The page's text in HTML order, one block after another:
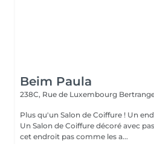
Beim Paula
238C, Rue de Luxembourg
Plus qu'un Salon de Coiffure ! Un
Un Salon de Coiffure décoré avec
cet endroit pas comme les a...